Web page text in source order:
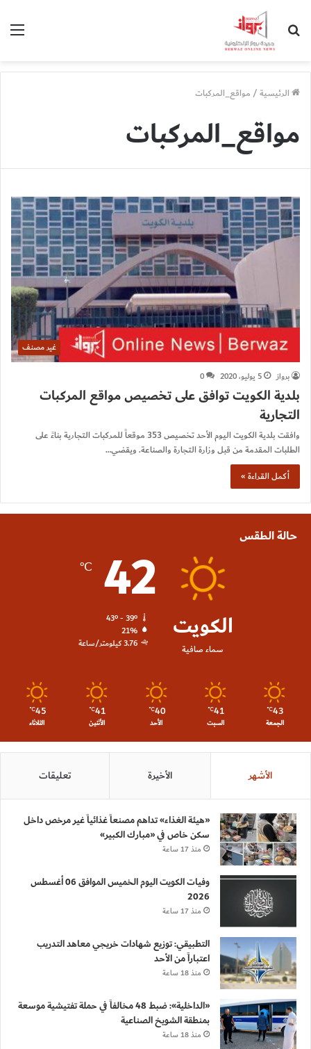
الرئيسية/مواقع_المركبات
مواقع_المركبات
غير مصنف
برواز
5 يوليو، 2020 0
بلدية الكويت توافق على تخصيص مواقع المركبات
التجارية
وافقت بلدية الكويت اليوم الأحد تخصيص 353 موقعاً للمركبات التجارية بناءً على
الطلبات المقدمة من قبل وزارة التجارة والصناعة. ويقضي…
أكمل القراءة »
حالة الطقس
الكويت
سماء صافية
42
℃
43º - 39º
21%
3.76 كيلومتر/ساعة
43
℃
الجمعة
41
℃
السبت
40
℃
الأحد
41
℃
الأثنين
45
℃
الثلاثاء
الأشهر الأخيرة تعليقات
«هيئة الغذاء» تداهم مصنعاً غذائياً غير مرخص داخل
سكن خاص في «مبارك الكبير»
منذ 17 ساعة
وفيات الكويت اليوم الخميس الموافق 06 أغسطس
2026
منذ 17 ساعة
التطبيقي: توزيع شهادات خريجي معاهد التدريب
اعتباراً من الأحد
منذ 18 ساعة
«الداخلية»: ضبط 48 مخالفاً في حملة تفتيشية موسعة
بمنطقة الشويخ الصناعية
منذ 18 ساعة